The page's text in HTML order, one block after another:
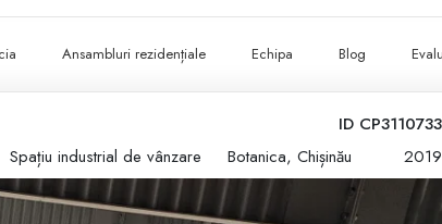
Ansambluri rezidențiale Echipa Blog
ID CP3110733
Spațiu industrial de vânzare Botanica, Chișinău 2019